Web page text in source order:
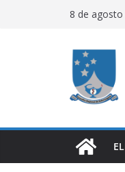
8 de agosto